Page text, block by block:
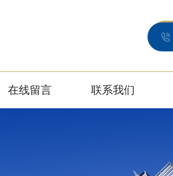
在线留言 联系我们